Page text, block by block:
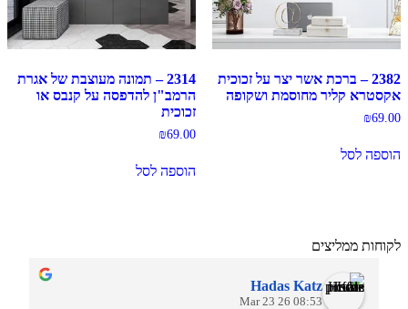
2382 – ברכת אשר יצר על זכוכית
אקסטרא קליר מחוסמת ושקופה
₪69.00
הוספה לסל
2314 – תמונה מעוצבת של אגרת
הרמב"ן להדפסה על קנבס או
זכוכית
₪69.00
הוספה לסל
לקוחות ממליצים
Hadas Katz
08:53 26 Mar 23